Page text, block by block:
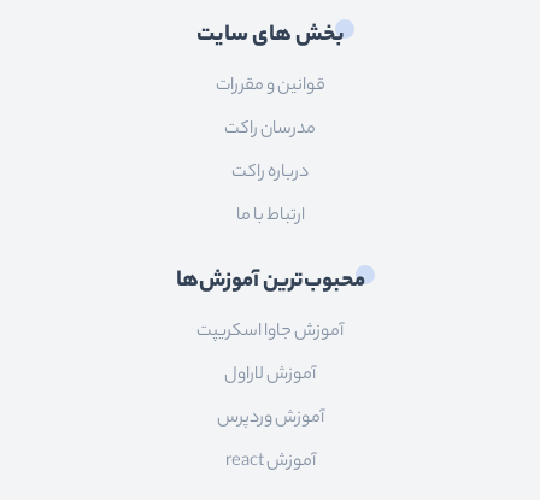
بخش های سایت
قوانین و مقررات
مدرسان راکت
درباره راکت
ارتباط با ما
محبوب‌ترین آموزش‌ها
آموزش جاوا اسکریپت
آموزش لاراول
آموزش وردپرس
آموزش react